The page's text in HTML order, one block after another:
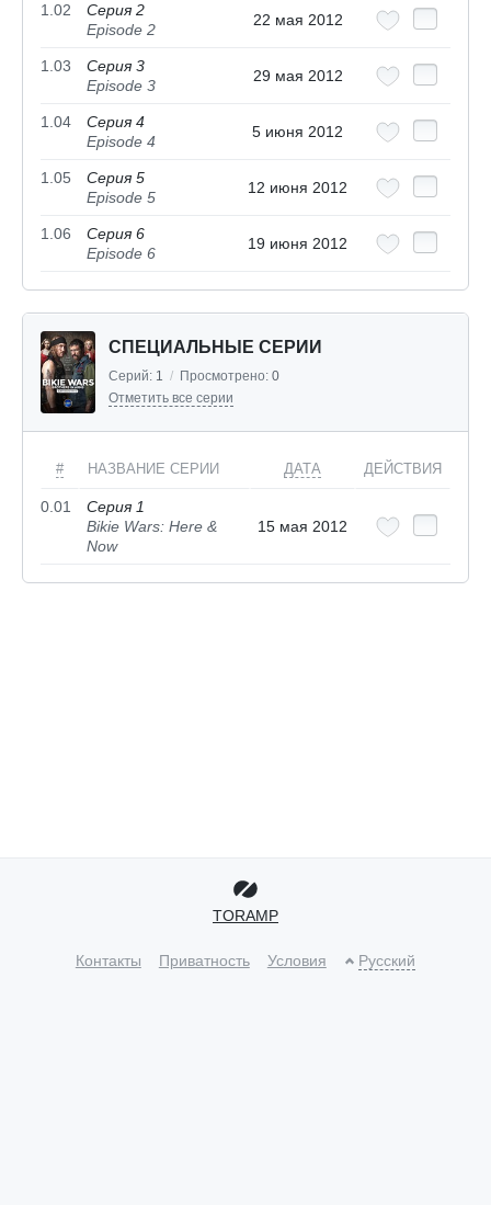
1.02
Серия 2
Episode 2
22 мая 2012
1.03
Серия 3
Episode 3
29 мая 2012
1.04
Серия 4
Episode 4
5 июня 2012
1.05
Серия 5
Episode 5
12 июня 2012
1.06
Серия 6
Episode 6
19 июня 2012
СПЕЦИАЛЬНЫЕ СЕРИИ
Серий: 1 / Просмотрено: 0
Отметить все серии
# НАЗВАНИЕ СЕРИИ ДАТА ДЕЙСТВИЯ
0.01
Серия 1
Bikie Wars: Here &
Now
15 мая 2012
TORAMP
Контакты Приватность Условия Русский